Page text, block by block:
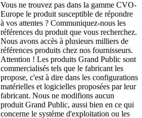
Vous ne trouvez pas dans la gamme CVO-
Europe le produit susceptible de répondre
à vos attentes ? Communiquez-nous les
références du produit que vous recherchez.
Nous avons accès à plusieurs milliers de
références produits chez nos fournisseurs.
Attention ! Les produits Grand Public sont
commercialisés tels que le fabricant les
propose, c'est à dire dans les configurations
matérielles et logicielles proposées par leur
fabricant. Nous ne modifions aucun
produit Grand Public, aussi bien en ce qui
concerne le système d'exploitation ou les